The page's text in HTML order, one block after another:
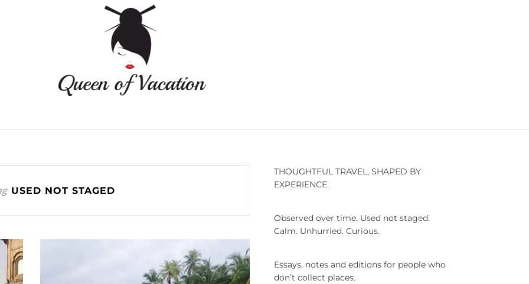
USED NOT STAGED
THOUGHTFUL TRAVEL, SHAPED BY
EXPERIENCE.
Observed over time. Used not staged.
Calm. Unhurried. Curious.
Essays, notes and editions for people who
don’t collect places.